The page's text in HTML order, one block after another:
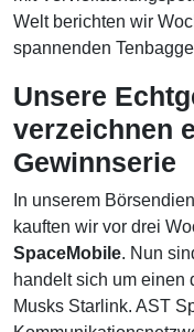
Welt berichten wir
spannenden
Unsere
verzeichnen
Gewinnserie
In unserem
kauften wir vor drei
SpaceMobile. Nun
handelt sich um einen
Musks Starlink. AST